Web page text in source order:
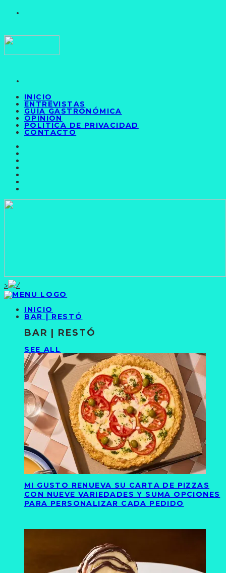
INICIO
ENTREVISTAS
GUÍA GASTRONÓMICA
OPINIÓN
POLÍTICA DE PRIVACIDAD
CONTACTO
>
INICIO
BAR | RESTÓ
BAR | RESTÓ
SEE ALL
MI GUSTO RENUEVA SU CARTA DE PIZZAS
CON NUEVE VARIEDADES Y SUMA OPCIONES
PARA PERSONALIZAR CADA PEDIDO